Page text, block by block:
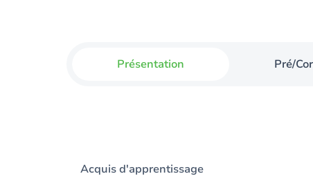
Présentation Pré/
Acquis d'apprentissage